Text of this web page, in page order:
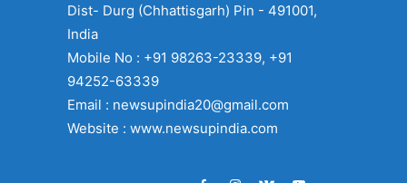
Dist- Durg (Chhattisgarh) Pin - 491001,
India
Mobile No : +91 98263-23339, +91
94252-63339
Email : newsupindia20@gmail.com
Website : www.newsupindia.com